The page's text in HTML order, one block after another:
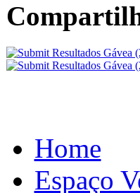
Home
Espaço